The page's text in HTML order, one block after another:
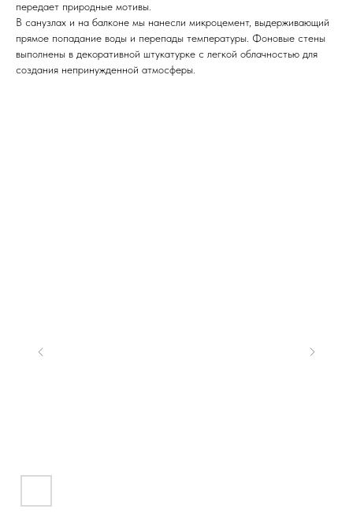
передает природные мотивы.
В санузлах и на балконе мы нанесли микроцемент, выдерживающий
прямое попадание воды и перепады температуры. Фоновые стены
выполнены в декоративной штукатурке с легкой облачностью для
создания непринужденной атмосферы.